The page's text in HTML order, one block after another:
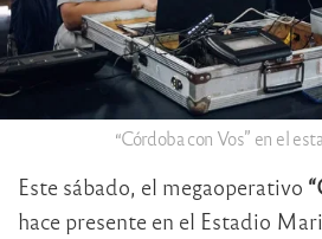
“Córdoba con Vos” en el
Este sábado, el megaoperativo
hace presente en el Estadio